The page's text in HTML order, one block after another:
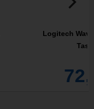
Logitech